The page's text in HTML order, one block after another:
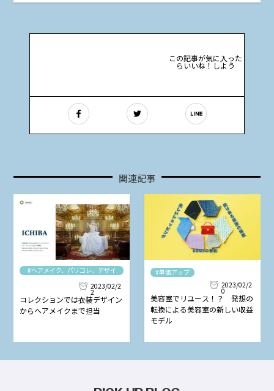
この記事が気に入った
らいいね！しよう
関連記事
#ヘアメイク、パリコレ、デザイ
ナー
2023/02/2
2
コレクションでは衣装デザイン
からヘアメイクまで担当
#単価アップ
2023/02/2
0
美容室でリユース！？ 発想の
転換による美容室の新しい収益
モデル